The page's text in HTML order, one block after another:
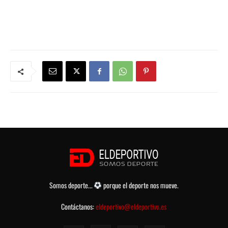
Somos deporte...
porque el deporte nos mueve.
Contáctanos:eldeportivo@eldeportivo.es